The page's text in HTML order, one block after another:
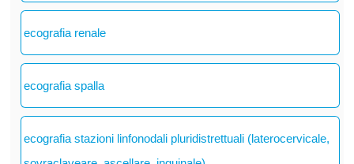
ecografia renale
ecografia spalla
ecografia stazioni linfonodali pluridistrettuali (laterocervicale,